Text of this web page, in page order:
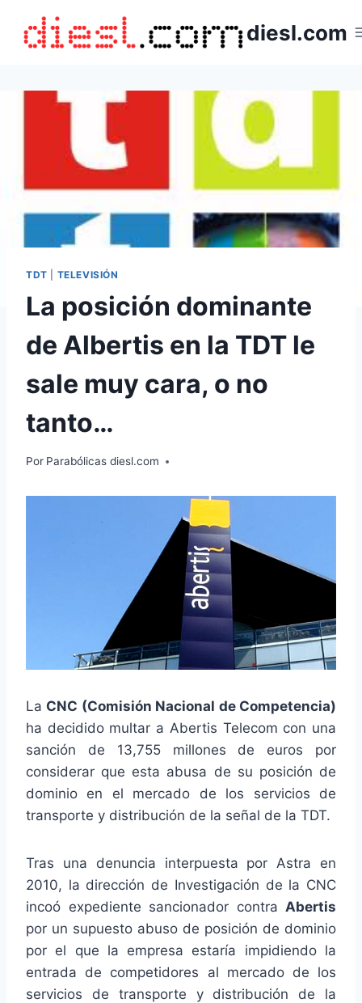
contenido
diesl.com
TDT TELEVISIÓN
La posición dominante
de Albertis en la TDT le
sale muy cara, o no
tanto…
Por Parabólicas diesl.com
La CNC (Comisión Nacional de Competencia)
ha decidido multar a Abertis Telecom con una
sanción de 13,755 millones de euros por
considerar que esta abusa de su posición de
dominio en el mercado de los servicios de
transporte y distribución de la señal de la TDT.
Tras una denuncia interpuesta por Astra en
2010, la dirección de Investigación de la CNC
incoó expediente sancionador contra Abertis
por un supuesto abuso de posición de dominio
por el que la empresa estaría impidiendo la
entrada de competidores al mercado de los
servicios de transporte y distribución de la